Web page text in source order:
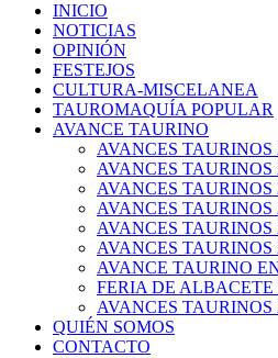
INICIO
NOTICIAS
OPINIÓN
FESTEJOS
CULTURA-MISCELANEA
TAUROMAQUÍA POPULAR
AVANCE TAURINO
AVANCES TAURINOS
AVANCES TAURINOS
AVANCES TAURINOS
AVANCES TAURINOS
AVANCES TAURINOS
AVANCES TAURINOS
AVANCE TAURINO
FERIA DE ALBACETE
AVANCES TAURINOS
QUIÉN SOMOS
CONTACTO